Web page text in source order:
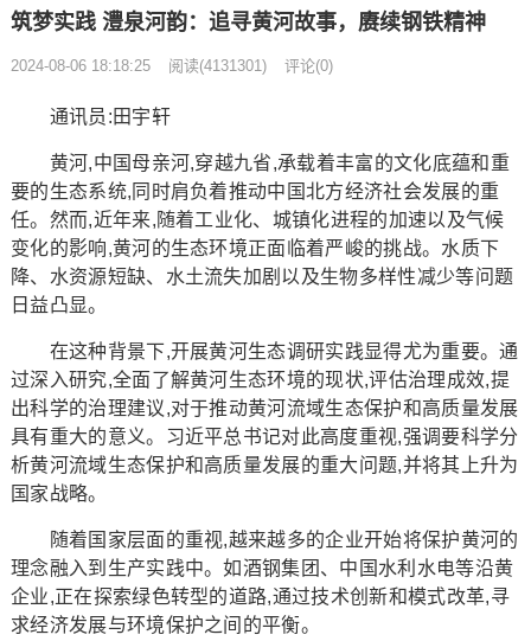
筑梦实践 澧泉河韵：追寻黄河故事，赓续钢铁精神
2024-08-06 18:18:25 阅读(4131301) 评论(0)
通讯员:田宇轩
黄河,中国母亲河,穿越九省,承载着丰富的文化底蕴和重
要的生态系统,同时肩负着推动中国北方经济社会发展的重
任。然而,近年来,随着工业化、城镇化进程的加速以及气候
变化的影响,黄河的生态环境正面临着严峻的挑战。水质下
降、水资源短缺、水土流失加剧以及生物多样性减少等问题
日益凸显。
在这种背景下,开展黄河生态调研实践显得尤为重要。通
过深入研究,全面了解黄河生态环境的现状,评估治理成效,提
出科学的治理建议,对于推动黄河流域生态保护和高质量发展
具有重大的意义。习近平总书记对此高度重视,强调要科学分
析黄河流域生态保护和高质量发展的重大问题,并将其上升为
国家战略。
随着国家层面的重视,越来越多的企业开始将保护黄河的
理念融入到生产实践中。如酒钢集团、中国水利水电等沿黄
企业,正在探索绿色转型的道路,通过技术创新和模式改革,寻
求经济发展与环境保护之间的平衡。